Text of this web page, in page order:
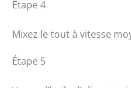
Étape 4
Mixez le tout à vitesse
Étape 5